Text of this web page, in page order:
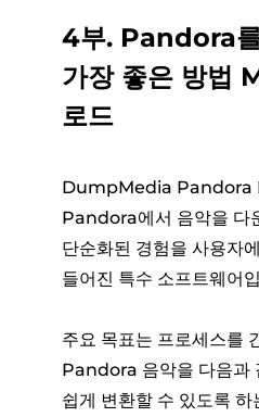
4부. Pandora
가장 좋은 방법
로드
DumpMedia Pandora
Pandora에서 음악을 다
단순화된 경험을 사용자
들어진 특수 소프트웨어
주요 목표는 프로세스를
Pandora 음악을 다음과
쉽게 변환할 수 있도록